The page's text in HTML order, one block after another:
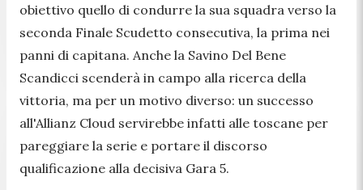
obiettivo quello di condurre la sua squadra verso la
seconda Finale Scudetto consecutiva, la prima nei
panni di capitana. Anche la Savino Del Bene
Scandicci scenderà in campo alla ricerca della
vittoria, ma per un motivo diverso: un successo
all'Allianz Cloud servirebbe infatti alle toscane per
pareggiare la serie e portare il discorso
qualificazione alla decisiva Gara 5.